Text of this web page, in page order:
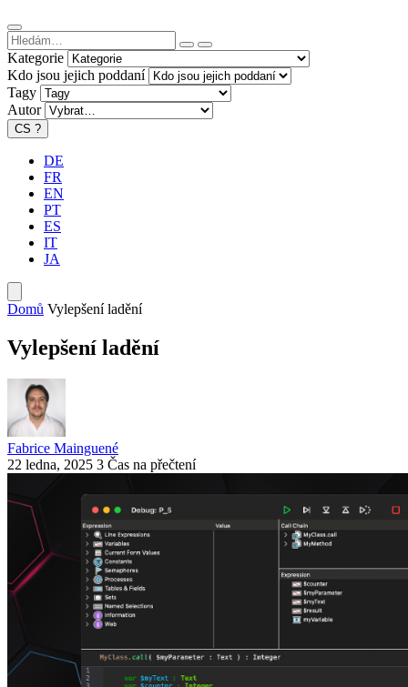
Kategorie
Kdo jsou jejich poddaní
Tagy
Autor
CS ?
DE
FR
EN
PT
ES
IT
JA
Domů Vylepšení ladění
Vylepšení ladění
Fabrice Mainguené
22 ledna, 2025 3 Čas na přečtení